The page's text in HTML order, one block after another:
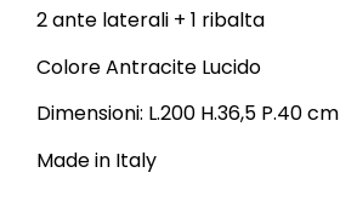
2 ante laterali + 1 ribalta
Colore Antracite Lucido
Dimensioni: L.200 H.36,5 P.40 cm
Made in Italy